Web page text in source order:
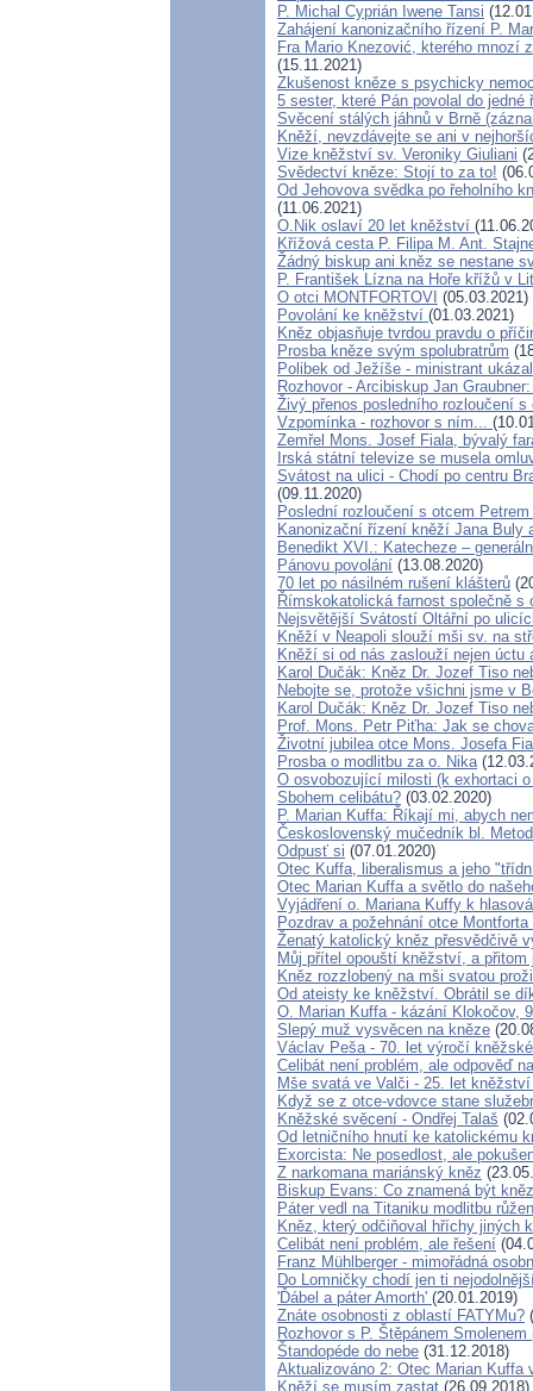
P. Michal Cyprián Iwene Tansi
Zahájení kanonizačního řízení P.
Fra Mario Knezović, kterého mnozí
(15.11.2021)
Zkušenost kněze s psychicky
5 sester, které Pán povolal do jedné
Svěcení stálých jáhnů v Brně
Kněží, nevzdávejte se ani v
Vize kněžství sv. Veroniky Giuliani
Svědectví kněze: Stojí to za to!
Od Jehovova svědka po řeholního
(11.06.2021)
O.Nik oslaví 20 let kněžství
Křížová cesta P. Filipa M. Ant.
Žádný biskup ani kněz se nestane
P. František Lízna na Hoře křížů v
O otci MONTFORTOVI (05.03.2021)
Povolání ke kněžství (01.03.2021)
Kněz objasňuje tvrdou pravdu o
Prosba kněze svým spolubratrům
Polibek od Ježíše - ministrant
Rozhovor - Arcibiskup Jan
Živý přenos posledního rozloučení
Vzpomínka - rozhovor s ním...
Zemřel Mons. Josef Fiala, bývalý
Irská státní televize se musela
Svátost na ulici - Chodí po centru
(09.11.2020)
Poslední rozloučení s otcem
Kanonizační řízení kněží Jana Buly
Benedikt XVI.: Katecheze –
Pánovu povolání (13.08.2020)
70 let po násilném rušení klášterů
Římskokatolická farnost společně
Nejsvětější Svátostí Oltářní po
Kněží v Neapoli slouží mši sv. na
Kněží si od nás zaslouží nejen
Karol Dučák: Kněz Dr. Jozef Tiso
Nebojte se, protože všichni jsme v
Karol Dučák: Kněz Dr. Jozef Tiso
Prof. Mons. Petr Piťha: Jak se
Životní jubilea otce Mons. Josefa
Prosba o modlitbu za o. Nika
O osvobozující milosti (k exhortaci o
Sbohem celibátu? (03.02.2020)
P. Marian Kuffa: Říkají mi, abych
Československý mučedník bl.
Odpusť si (07.01.2020)
Otec Kuffa, liberalismus a jeho
Otec Marian Kuffa a světlo do
Vyjádření o. Mariana Kuffy k
Pozdrav a požehnání otce
Ženatý katolický kněz přesvědčivě
Můj přítel opouští kněžství, a
Kněz rozzlobený na mši svatou
Od ateisty ke kněžství. Obrátil se
O. Marian Kuffa - kázání Klokočov,
Slepý muž vysvěcen na kněze
Václav Peša - 70. let výročí
Celibát není problém, ale odpověď
Mše svatá ve Valči - 25. let
Když se z otce-vdovce stane
Kněžské svěcení - Ondřej Talaš
Od letničního hnutí ke katolickému
Exorcista: Ne posedlost, ale
Z narkomana mariánský kněz
Biskup Evans: Co znamená být
Páter vedl na Titaniku modlitbu
Kněz, který odčiňoval hříchy jiných
Celibát není problém, ale řešení
Franz Mühlberger - mimořádná
Do Lomničky chodí jen ti
'Ďábel a páter Amorth' (20.01.2019)
Znáte osobnosti z oblastí FATYMu?
Rozhovor s P. Štěpánem
Štandopéde do nebe (31.12.2018)
Aktualizováno 2: Otec Marian Kuffa
Kněží se musím zastat (26.09.2018)